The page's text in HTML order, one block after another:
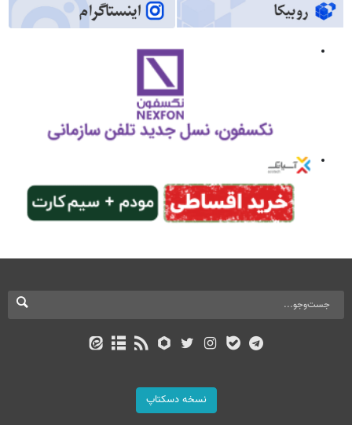
نسخه دسکتاپ